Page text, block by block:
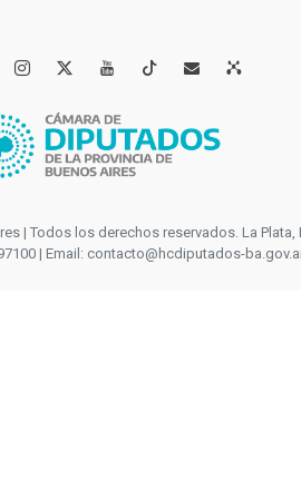
  
| Todos los derechos reservados. La
| Email: contacto@hcdiputados-